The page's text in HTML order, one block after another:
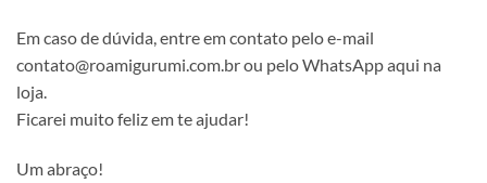
Em caso de dúvida, entre em contato pelo e-mail
contato@roamigurumi.com.br ou pelo WhatsApp aqui na
loja.
Ficarei muito feliz em te ajudar!
Um abraço!